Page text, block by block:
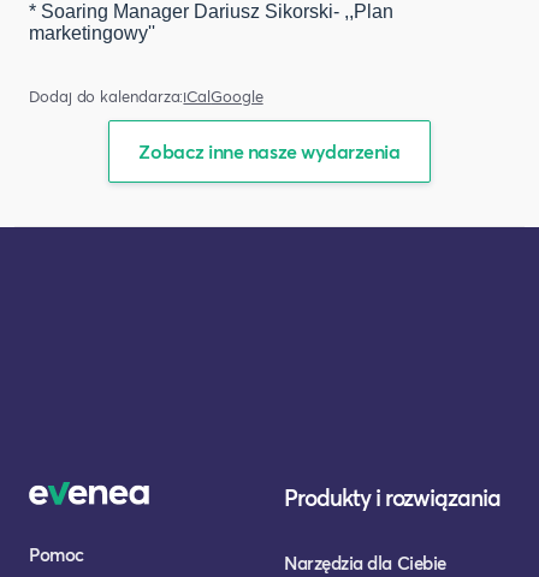
* Soaring Manager Dariusz Sikorski- ,,Plan
marketingowy''
Dodaj do kalendarza:iCalGoogle
Zobacz inne nasze wydarzenia
Pomoc
Produkty i rozwiązania
Narzędzia dla Ciebie